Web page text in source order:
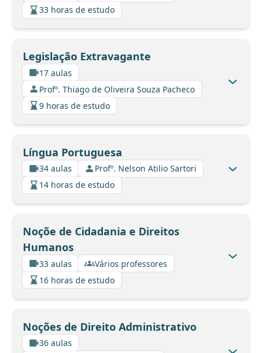
33 horas de estudo
Legislação Extravagante
17 aulas
Profº. Thiago de Oliveira Souza Pacheco
9 horas de estudo
Língua Portuguesa
34 aulas
Profº. Nelson Atilio Sartori
14 horas de estudo
Noçõe de Cidadania e Direitos
Humanos
33 aulas
Vários professores
16 horas de estudo
Noções de Direito Administrativo
36 aulas